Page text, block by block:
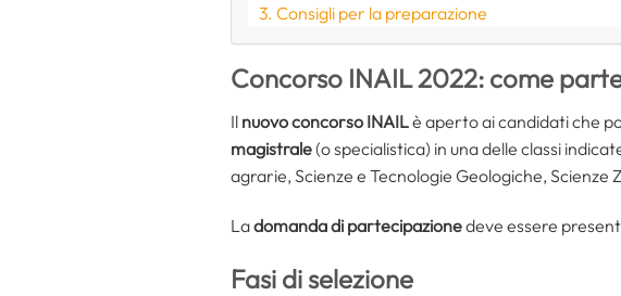
Consigli per la preparazione
Concorso INAIL 2022: come
Il nuovoconcorso INAILè aperto ai candidati che
magistrale(o specialistica) in una delle classi
agrarie, Scienze e Tecnologie Geologiche, Scienze
Ladomanda di partecipazionedeve essere
Fasi di selezione